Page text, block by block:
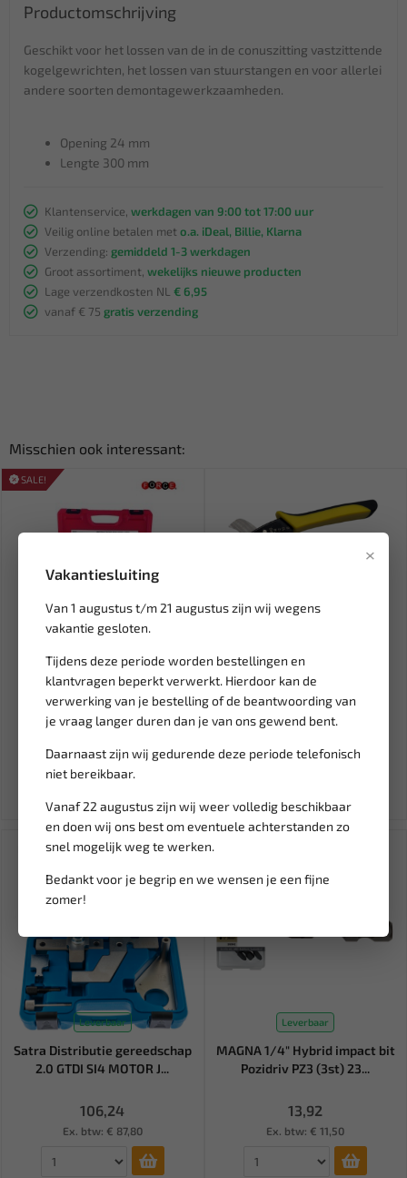
×
Vakantiesluiting
Van 1 augustus t/m 21 augustus zijn wij wegens
vakantie gesloten.
Tijdens deze periode worden bestellingen en
klantvragen beperkt verwerkt. Hierdoor kan de
verwerking van je bestelling of de beantwoording van
je vraag langer duren dan je van ons gewend bent.
Daarnaast zijn wij gedurende deze periode telefonisch
niet bereikbaar.
Vanaf 22 augustus zijn wij weer volledig beschikbaar
en doen wij ons best om eventuele achterstanden zo
snel mogelijk weg te werken.
Bedankt voor je begrip en we wensen je een fijne
zomer!
Productomschrijving
Geschikt voor het lossen van de in de conuszitting vastzittende
kogelgewrichten, het lossen van stuurstangen en voor allerlei
andere soorten demontagewerkzaamheden.
Opening 24 mm
Lengte 300 mm
Klantenservice, werkdagen van 9:00 tot 17:00 uur
Veilig online betalen met o.a. iDeal, Billie, Klarna
Verzending: gemiddeld 1-3 werkdagen
Groot assortiment, wekelijks nieuwe producten
Lage verzendkosten NL € 6,95
vanaf € 75 gratis verzending
Misschien ook interessant:
SALE!
Leverbaar
FORCE Noid stekker set om
ECU signaalfouten te tra...
70,61
83,07
Ex. btw: € 58,35
Niet op voorraad
RIPCA Striptang en kniptang
2.5-10.0mm² CCT3
14,94
Leverbaar
Satra Distributie gereedschap
2.0 GTDI SI4 MOTOR J...
106,24
Ex. btw: € 87,80
Leverbaar
MAGNA 1/4" Hybrid impact bit
Pozidriv PZ3 (3st) 23...
13,92
Ex. btw: € 11,50